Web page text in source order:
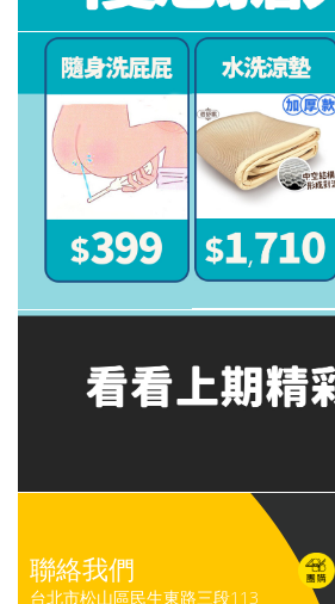
聯絡我們
台北市松山區民生東路三段113